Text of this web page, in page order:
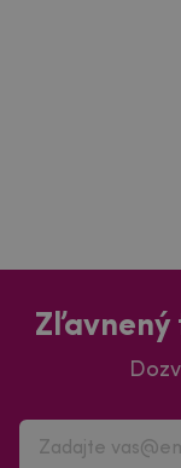
Zľavnený